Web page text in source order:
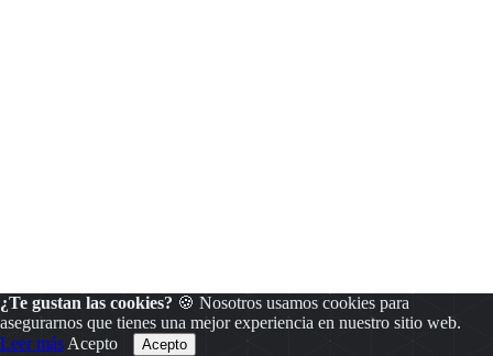
¿Te gustan las cookies? 🍪 Nosotros usamos cookies para
asegurarnos que tienes una mejor experiencia en nuestro sitio web.
Leer más Acepto